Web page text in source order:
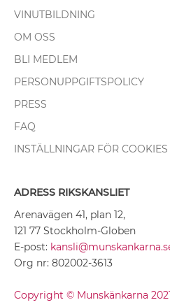
VINUTBILDNING
OM OSS
BLI MEDLEM
PERSONUPPGIFTSPOLICY
PRESS
FAQ
INSTÄLLNINGAR FÖR COOKIES
ADRESS RIKSKANSLIET
Arenavägen 41, plan 12,
121 77 Stockholm-Globen
E-post:
Org nr: 802002-3613
Copyright © Munskänkarna 2021